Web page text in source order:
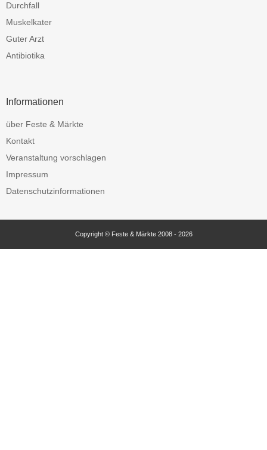
Durchfall
Muskelkater
Guter Arzt
Antibiotika
Informationen
über Feste & Märkte
Kontakt
Veranstaltung vorschlagen
Impressum
Datenschutzinformationen
Copyright © Feste & Märkte 2008 - 2026